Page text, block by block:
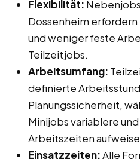
Flexibilität:
Dossenheim
und weniger feste
Teilzeitjobs.
Arbeitsumfang:
definierte
Planungssicherheit,
Minijobs variablere
Arbeitszeiten
Einsatzzeiten:Alle